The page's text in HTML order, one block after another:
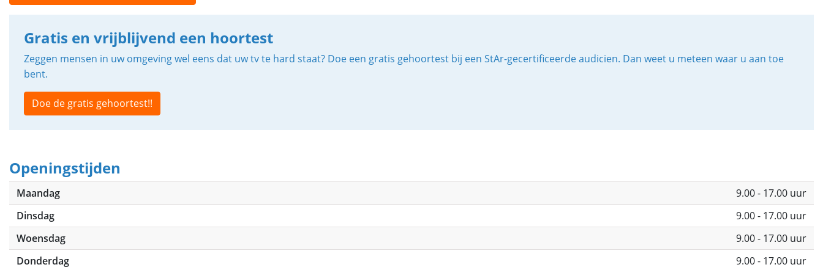
Gratis en vrijblijvend een hoortest
Zeggen mensen in uw omgeving wel eens dat uw tv te hard staat? Doe een gratis gehoortest bij een StAr-gecertificeerde audicien. Dan weet u meteen waar u aan toe
bent.
Doe de gratis gehoortest!!
Openingstijden
Maandag
9.00 - 17.00 uur
Dinsdag
9.00 - 17.00 uur
Woensdag
9.00 - 17.00 uur
Donderdag
9.00 - 17.00 uur